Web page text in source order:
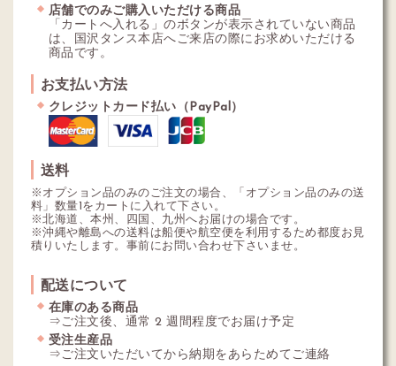
店舗でのみご購入いただける商品
「カートへ入れる」のボタンが表示されていない商品
は、国沢タンス本店へご来店の際にお求めいただける
商品です。
お支払い方法
クレジットカード払い（PayPal）
送料
※オプション品のみのご注文の場合、「オプション品のみの送
料」数量1をカートに入れて下さい。
※北海道、本州、四国、九州へお届けの場合です。
※沖縄や離島への送料は船便や航空便を利用するため都度お見
積りいたします。事前にお問い合わせ下さいませ。
配送について
在庫のある商品
⇒ご注文後、通常 2 週間程度でお届け予定
受注生産品
⇒ご注文いただいてから納期をあらためてご連絡